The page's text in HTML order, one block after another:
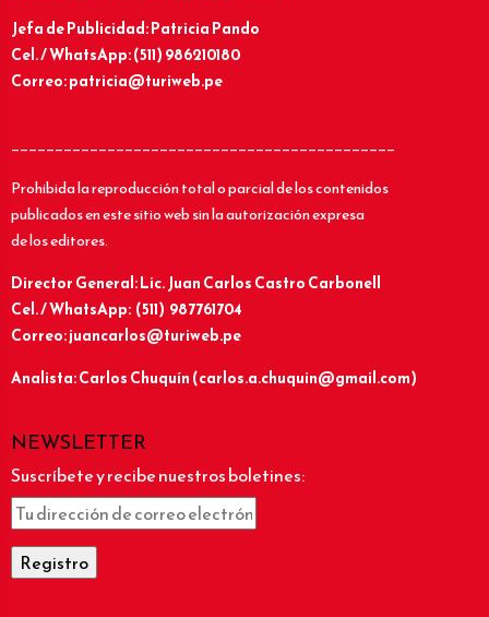
Jefa de Publicidad: Patricia Pando
Cel. / WhatsApp: (511) 986210180
Correo: patricia@turiweb.pe
____________________________________________
Prohibida la reproducción total o parcial de los contenidos
publicados en este sitio web sin la autorización expresa
de los editores.
Director General: Lic.Juan Carlos Castro Carbonell
Cel. / WhatsApp: (511) 987761704
Correo: juancarlos@turiweb.pe
Analista: Carlos Chuquín (carlos.a.chuquin@gmail.com)
NEWSLETTER
Suscríbete y recibe nuestros boletines: